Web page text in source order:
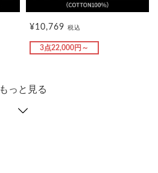
¥10,769 税込
3点22,000円～
もっと見る